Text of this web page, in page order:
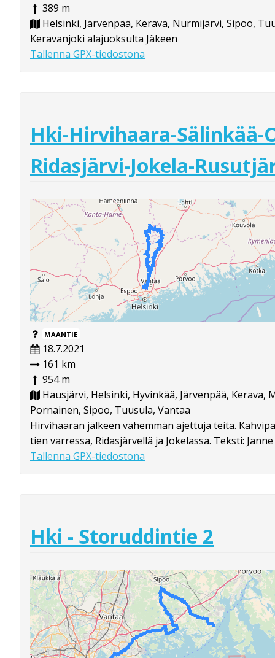
389 m
Helsinki, Järvenpää, Kerava, Nurmijärvi, Sipoo,
Keravanjoki alajuoksulta Jäkeen
Tallenna GPX-tiedostona
Hki-Hirvihaara-
Ridasjärvi-Jokela-
MAANTIE
18.7.2021
161 km
954 m
Hausjärvi, Helsinki, Hyvinkää, Järvenpää, Kerava,
Pornainen, Sipoo, Tuusula, Vantaa
Hirvihaaran jälkeen vähemmän ajettuja teitä.
tien varressa, Ridasjärvellä ja Jokelassa. Teksti:
Tallenna GPX-tiedostona
Hki - Storuddintie 2